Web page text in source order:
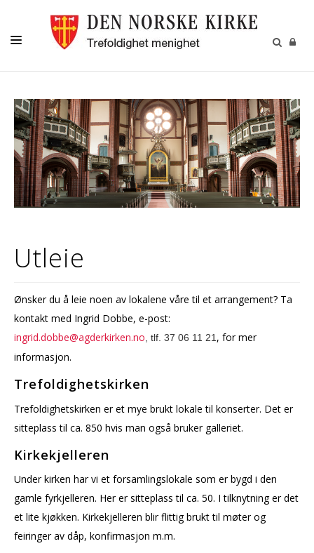
DÅP
KONFIRMANT
BARN OG UNGE
VIGSEL-GRAVFERD
Utleie
Ønsker du å leie noen av lokalene våre til et arrangement? Ta
kontakt med Ingrid Dobbe, e-post:
ingrid.dobbe@agderkirken.no, tlf. 37 06 11 21, for mer
informasjon.
Trefoldighetskirken
Trefoldighetskirken er et mye brukt lokale til konserter. Det er
sitteplass til ca. 850 hvis man også bruker galleriet.
Kirkekjelleren
Under kirken har vi et forsamlingslokale som er bygd i den
gamle fyrkjelleren. Her er sitteplass til ca. 50. I tilknytning er det
et lite kjøkken. Kirkekjelleren blir flittig brukt til møter og
feiringer av dåp, konfirmasjon m.m.